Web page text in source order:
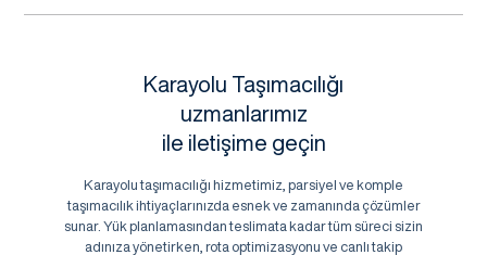
Karayolu Taşımacılığı
uzmanlarımız
ile iletişime geçin
Karayolu taşımacılığı hizmetimiz, parsiyel ve komple
taşımacılık ihtiyaçlarınızda esnek ve zamanında çözümler
sunar. Yük planlamasından teslimata kadar tüm süreci sizin
adınıza yönetirken, rota optimizasyonu ve canlı takip